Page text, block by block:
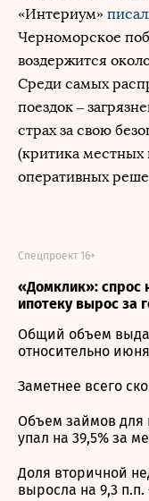
«Интериум»
Черноморское
воздержится
Среди самых
поездок –
страх за свою
(критика местных
оперативных
«Домклик»: спрос
ипотеку вырос за
Спецпроект 16+
Общий объем
относительно
Заметнее всего
Объем займов для
упал на 39,5% за
Доля вторичной
выросла на 9,3 п.п.